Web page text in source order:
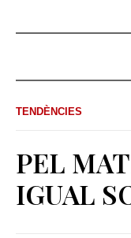
TENDÈNCIES
PEL
IGUAL